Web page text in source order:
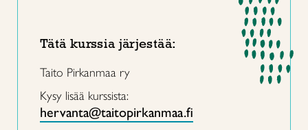
Tätä kurssia järjestää:
Taito Pirkanmaa ry
Kysy lisää kurssista:
hervanta@taitopirkanmaa.fi